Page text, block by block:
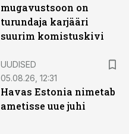
mugavustsoon on
turundaja karjääri
suurim komistuskivi
UUDISED
05.08.26, 12:31
Havas Estonia nimetab
ametisse uue juhi